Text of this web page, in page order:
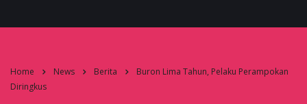
Home News Berita
Buron Lima Tahun, Pelaku Perampokan
Diringkus